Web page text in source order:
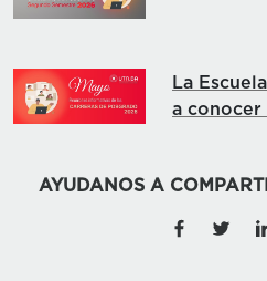
La
a conocer
AYUDANOS A